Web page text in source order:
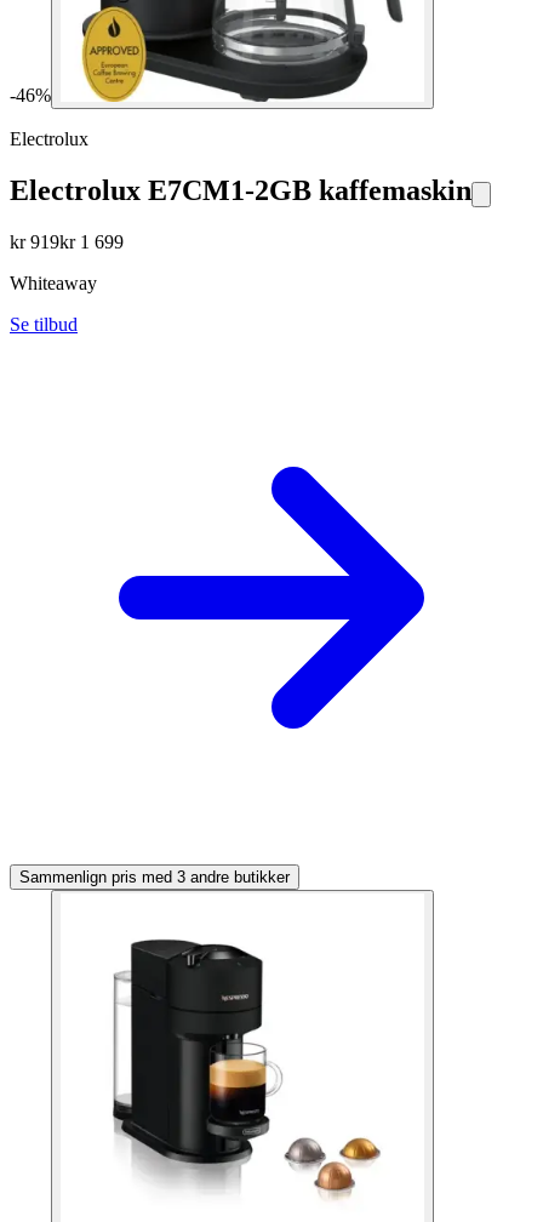
-46%
Electrolux
Electrolux E7CM1-2GB kaffemaskin
kr919kr 1 699
Whiteaway
Se tilbud
Sammenlign pris med 3 andre butikker